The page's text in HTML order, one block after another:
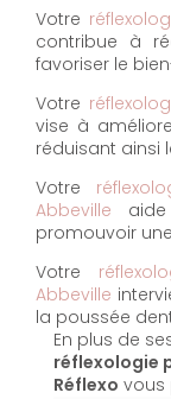
Votre
contribue à
favoriser le
Votre
vise à
réduisant ainsi
Votre
Abbeville
promouvoir
Votre
Abbeville
la poussée
En plus de
réflexologie
Réflexo vous